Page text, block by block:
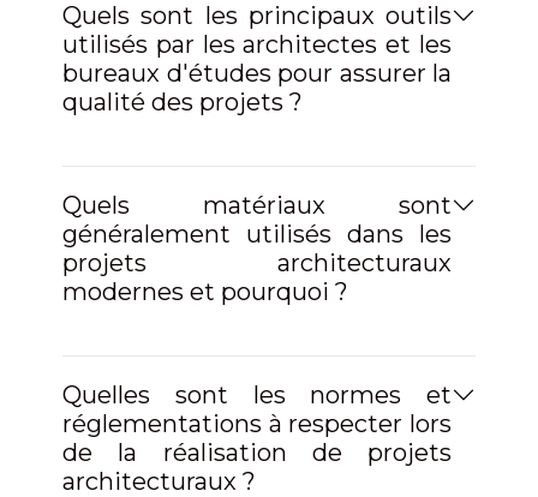
Quels sont les principaux outils
utilisés par les architectes et les
bureaux d'études pour assurer la
qualité des projets ?
Quels matériaux sont
généralement utilisés dans les
projets architecturaux
modernes et pourquoi ?
Quelles sont les normes et
réglementations à respecter lors
de la réalisation de projets
architecturaux ?